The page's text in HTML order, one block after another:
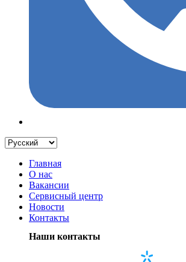
Главная
О нас
Вакансии
Сервисный центр
Новости
Контакты
Наши контакты